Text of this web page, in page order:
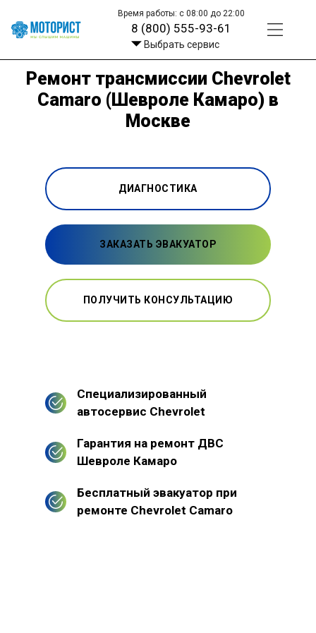
Время работы: с 08:00 до 22:00
8 (800) 555-93-61
Выбрать сервис
Ремонт трансмиссии Chevrolet
Camaro (Шевроле Камаро) в
Москве
ДИАГНОСТИКА
ЗАКАЗАТЬ ЭВАКУАТОР
ПОЛУЧИТЬ КОНСУЛЬТАЦИЮ
Специализированный
автосервис Chevrolet
Гарантия на ремонт ДВС
Шевроле Камаро
Бесплатный эвакуатор при
ремонте Chevrolet Camaro